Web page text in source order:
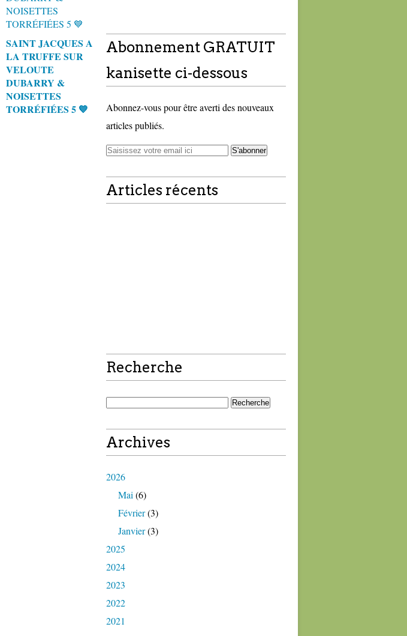
SAINT JACQUES A
LA TRUFFE SUR
VELOUTE
DUBARRY &
NOISETTES
TORRÉFIÉES 5 💙
Abonnement GRATUIT
kanisette ci-dessous
Abonnez-vous pour être averti des nouveaux
articles publiés.
Articles récents
Recherche
Archives
2026
Mai (6)
Février(3)
Janvier(3)
2025
2024
2023
2022
2021